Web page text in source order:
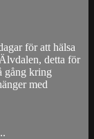
för att hälsa
detta för
gång kring
med